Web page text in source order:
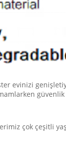
evinizi
çok çeşitli